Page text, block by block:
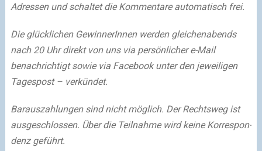
Adressen und schaltet die Kommentare automatisch frei.
Die glücklichen GewinnerInnen werden gleichenabends
nach 20 Uhr direkt von uns via persönlicher e-Mail
benachrichtigt sowie via Facebook unter den jeweiligen
Tagespost – verkündet.
Bar­aus­zah­lungen sind nicht möglich. Der Rechts­weg ist
aus­ge­schlos­sen. Über die Teilnahme wird kei­ne Kor­re­spon­
denz geführt.